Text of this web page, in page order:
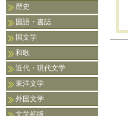
歴史
国語・書誌
国文学
和歌
近代・現代文学
東洋文学
外国文学
文学初版